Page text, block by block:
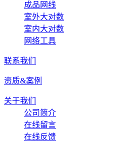
成品网线
室外大对数
室内大对数
网络工具
联系我们
资质&案例
关于我们
公司简介
在线留言
在线反馈